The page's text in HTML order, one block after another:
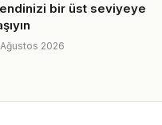
bir üst seviyeye
2026